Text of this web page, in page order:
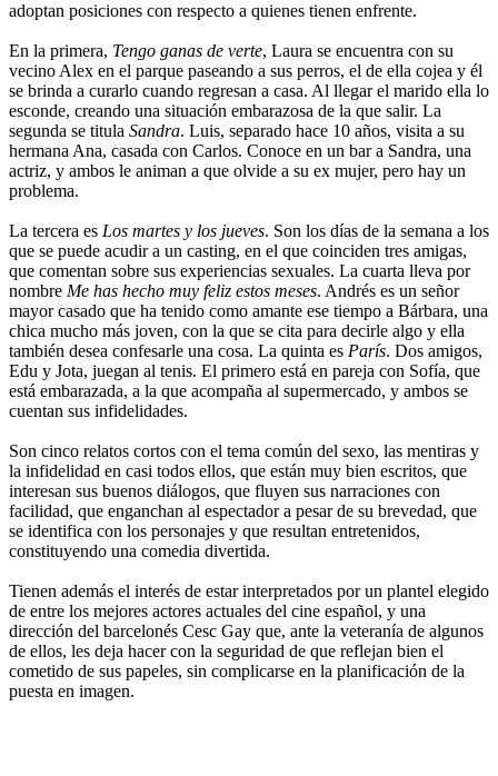
adoptan posiciones con respecto a quienes tienen enfrente.
En la primera, Tengo ganas de verte, Laura se encuentra con su
vecino Alex en el parque paseando a sus perros, el de ella cojea y él
se brinda a curarlo cuando regresan a casa. Al llegar el marido ella lo
esconde, creando una situación embarazosa de la que salir. La
segunda se titula Sandra. Luis, separado hace 10 años, visita a su
hermana Ana, casada con Carlos. Conoce en un bar a Sandra, una
actriz, y ambos le animan a que olvide a su ex mujer, pero hay un
problema.
La tercera es Los martes y los jueves. Son los días de la semana a los
que se puede acudir a un casting, en el que coinciden tres amigas,
que comentan sobre sus experiencias sexuales. La cuarta lleva por
nombre Me has hecho muy feliz estos meses. Andrés es un señor
mayor casado que ha tenido como amante ese tiempo a Bárbara, una
chica mucho más joven, con la que se cita para decirle algo y ella
también desea confesarle una cosa. La quinta es París. Dos amigos,
Edu y Jota, juegan al tenis. El primero está en pareja con Sofía, que
está embarazada, a la que acompaña al supermercado, y ambos se
cuentan sus infidelidades.
Son cinco relatos cortos con el tema común del sexo, las mentiras y
la infidelidad en casi todos ellos, que están muy bien escritos, que
interesan sus buenos diálogos, que fluyen sus narraciones con
facilidad, que enganchan al espectador a pesar de su brevedad, que
se identifica con los personajes y que resultan entretenidos,
constituyendo una comedia divertida.
Tienen además el interés de estar interpretados por un plantel elegido
de entre los mejores actores actuales del cine español, y una
dirección del barcelonés Cesc Gay que, ante la veteranía de algunos
de ellos, les deja hacer con la seguridad de que reflejan bien el
cometido de sus papeles, sin complicarse en la planificación de la
puesta en imagen.